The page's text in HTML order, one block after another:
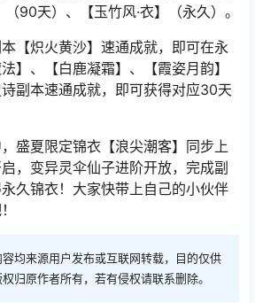
90天）、【玉竹风·衣】（永久）。
【炽火黄沙】速通成就，即可在永
】、【白鹿凝霜】、【霞姿月韵】
副本速通成就，即可获得对应30天
盛夏限定锦衣【浪尖潮客】同步上
，变异灵伞仙子进阶开放，完成副
久锦衣！大家快带上自己的小伙伴
均来源用户发布或互联网转载，目的仅供
归原作者所有，若有侵权请联系删除。